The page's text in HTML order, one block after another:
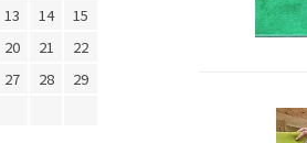
13 14
15
20 21
22
27 28
29